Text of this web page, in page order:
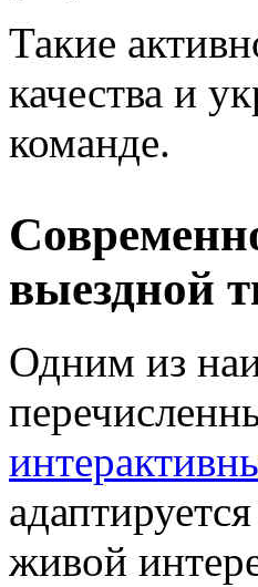
Такие
качества и
команде.
выездной
Одним из
живой